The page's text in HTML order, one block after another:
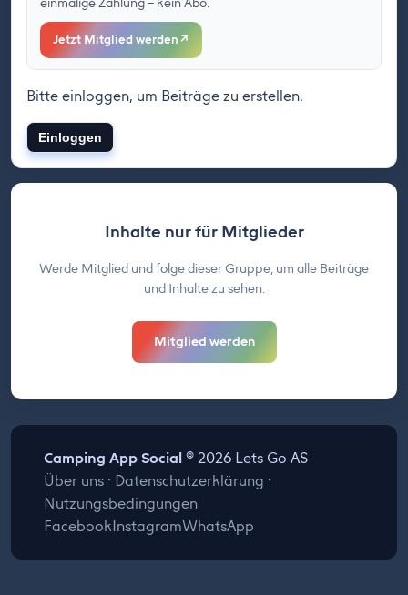
einmalige Zahlung – kein Abo.
Jetzt Mitglied werden ↗
Bitte einloggen, um Beiträge zu erstellen.
Einloggen
Inhalte nur für Mitglieder
Werde Mitglied und folge dieser Gruppe, um alle Beiträge
und Inhalte zu sehen.
Mitglied werden
Camping App Social© 2026 Lets Go AS
Über uns· Datenschutzerklärung ·
Nutzungsbedingungen
FacebookInstagramWhatsApp